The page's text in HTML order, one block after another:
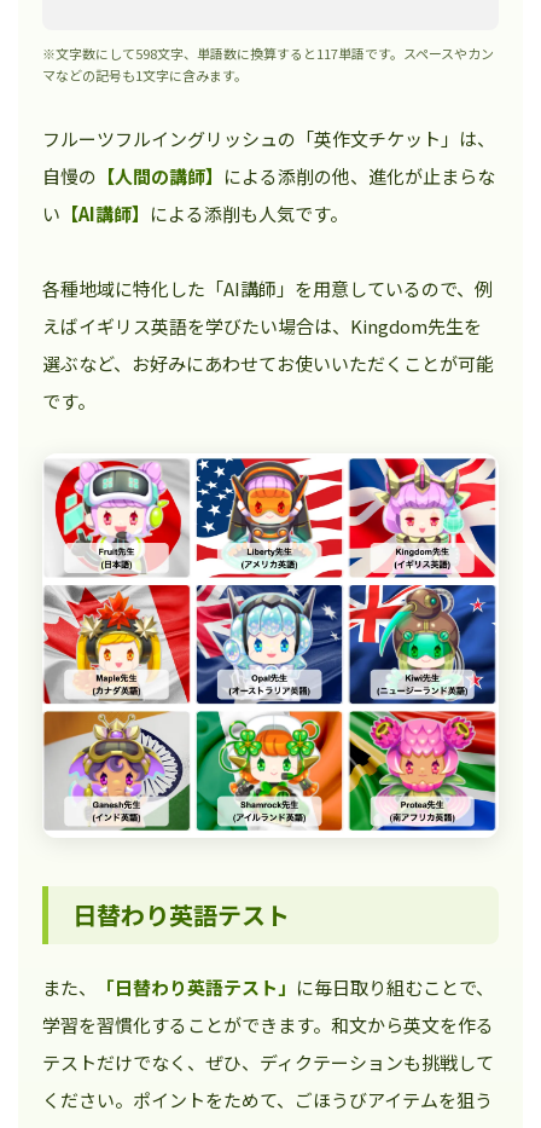
※文字数にして598文字、単語数に換算すると117単語です。スペースやカン
マなどの記号も1文字に含みます。
フルーツフルイングリッシュの「英作文チケット」は、
自慢の 【人間の講師】 による添削の他、進化が止まらな
い 【AI講師】 による添削も人気です。
各種地域に特化した「AI講師」を用意しているので、例
えばイギリス英語を学びたい場合は、Kingdom先生を
選ぶなど、お好みにあわせてお使いいただくことが可能
です。
日替わり英語テスト
また、 「日替わり英語テスト」 に毎日取り組むことで、
学習を習慣化することができます。和文から英文を作る
テストだけでなく、ぜひ、ディクテーションも挑戦して
ください。ポイントをためて、ごほうびアイテムを狙う